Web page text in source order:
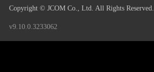
Copyright © JCOM Co., Ltd. All Rights Reserved.
v9.10.0.3233062